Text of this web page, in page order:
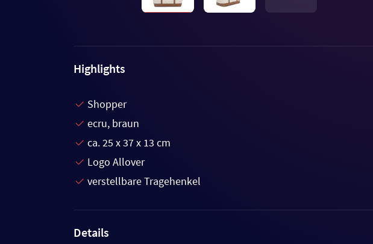
Highlights
Shopper
ecru, braun
ca. 25 x 37 x 13 cm
Logo Allover
verstellbare Tragehenkel
Details